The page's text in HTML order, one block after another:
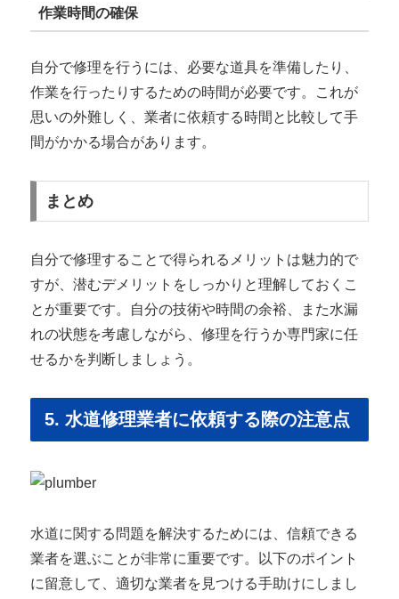
作業時間の確保
自分で修理を行うには、必要な道具を準備したり、
作業を行ったりするための時間が必要です。これが
思いの外難しく、業者に依頼する時間と比較して手
間がかかる場合があります。
まとめ
自分で修理することで得られるメリットは魅力的で
すが、潜むデメリットをしっかりと理解しておくこ
とが重要です。自分の技術や時間の余裕、また水漏
れの状態を考慮しながら、修理を行うか専門家に任
せるかを判断しましょう。
5. 水道修理業者に依頼する際の注意点
水道に関する問題を解決するためには、信頼できる
業者を選ぶことが非常に重要です。以下のポイント
に留意して、適切な業者を見つける手助けにしまし